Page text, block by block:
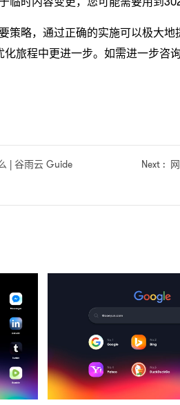
策略，通过正确的实施可以极大
旅程中更进一步。如需进一步咨
| 谷雨云 Guide